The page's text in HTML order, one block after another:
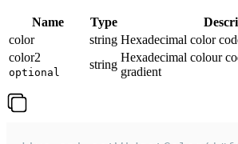
Name Type
color
string Hexadecimal color
color2
optional
string
Hexadecimal colour
gradient